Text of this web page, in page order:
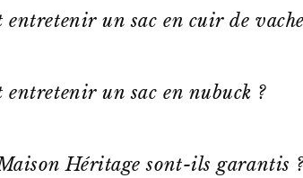
entretenir un sac en cuir de
entretenir un sac en nubuck ?
Héritage sont-ils garantis